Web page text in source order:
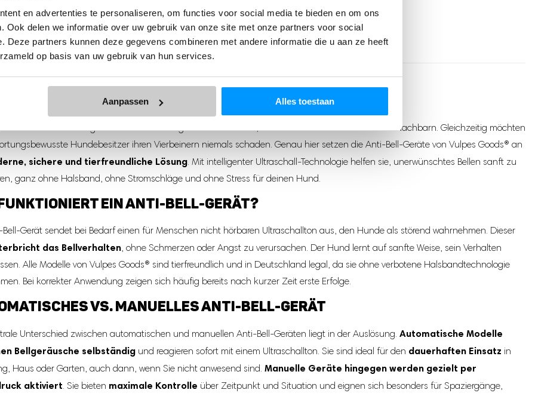
en advertenties te personaliseren, om functies voor social media te bieden en om ons
Ook delen we informatie over uw gebruik van onze site met onze partners voor social
Deze partners kunnen deze gegevens combineren met andere informatie die u aan ze heeft
op basis van uw gebruik van hun services.
Aanpassen Alles toestaan
BELL-GERÄT FÜR HUNDE
Bellen kann im Alltag schnell zur Belastung werden – für dich, deine Familie und auch für deine Nachbarn. Gleichzeitig möchten
Hundebesitzer ihren Vierbeinern niemals schaden. Genau hier setzen die Anti-Bell-Geräte von Vulpes Goods® an
sichere und tierfreundliche Lösung. Mit intelligenter Ultraschall-Technologie helfen sie, unerwünschtes Bellen sanft zu
ganz ohne Halsband, ohne Stromschläge und ohne Stress für deinen Hund.
EIN ANTI-BELL-GERÄT?
Bell-Gerät sendet bei Bedarf einen für Menschen nicht hörbaren Ultraschallton aus, den Hunde als störend wahrnehmen. Dieser
das Bellverhalten, ohne Schmerzen oder Angst zu verursachen. Der Hund lernt auf sanfte Weise, sein Verhalten
Alle Modelle von Vulpes Goods® sind tierfreundlich und in Deutschland legal, da sie ohne verbotene Halsbandtechnologie
Bei korrekter Anwendung zeigen sich häufig bereits nach kurzer Zeit erste Erfolge.
VS. MANUELLES ANTI-BELL-GERÄT
Unterschied zwischen automatischen und manuellen Anti-Bell-Geräten liegt in der Auslösung. Automatische Modelle
Bellgeräusche selbständig und reagieren sofort mit einem Ultraschallton. Sie sind ideal für den dauerhaften Einsatz in
Haus oder Garten, auch dann, wenn Sie nicht anwesend sind. Manuelle Geräte hingegen werden gezielt per
aktiviert. Sie bieten maximale Kontrolle über Zeitpunkt und Situation und eignen sich besonders für Spaziergänge,